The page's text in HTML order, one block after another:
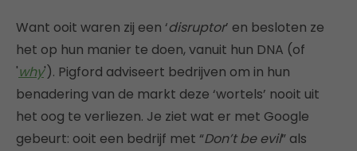
Want ooit waren zij een ‘disruptor’ en besloten ze
het op hun manier te doen, vanuit hun DNA (of
'why'). Pigford adviseert bedrijven om in hun
benadering van de markt deze ‘wortels’ nooit uit
het oog te verliezen. Je ziet wat er met Google
gebeurt: ooit een bedrijf met “Don’t be evil” als